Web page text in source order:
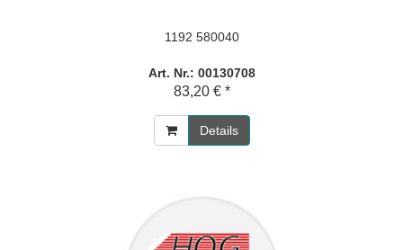
1192 580040
Art. Nr.: 00130708
83,20 € *
Details